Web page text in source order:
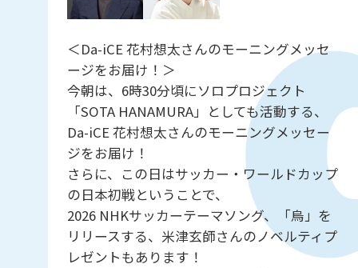
＜Da-iCE 花村想太さんのモーニングメッセ
ージをお届け！＞
今朝は、6時30分頃にソロプロジェクト
「SOTA HANAMURA」としても活動する、
Da-iCE 花村想太さんのモーニングメッセー
ジをお届け！
さらに、この日はサッカー・ワールドカップ
の日本初戦ということで、
2026 NHKサッカーテーマソング、「烏」を
リリースする、米津玄師さんのノベルティプ
レゼントもあります！